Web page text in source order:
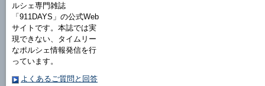
ルシェ専門雑誌
「911DAYS」の公式Web
サイトです。本誌では実
現できない、タイムリー
なポルシェ情報発信を行
っています。
よくあるご質問と回答